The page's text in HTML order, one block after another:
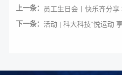
上一条：
员工生日会丨快乐齐分
下一条：